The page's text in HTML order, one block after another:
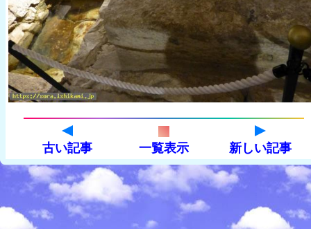
古い記事 一覧表示 新しい記事